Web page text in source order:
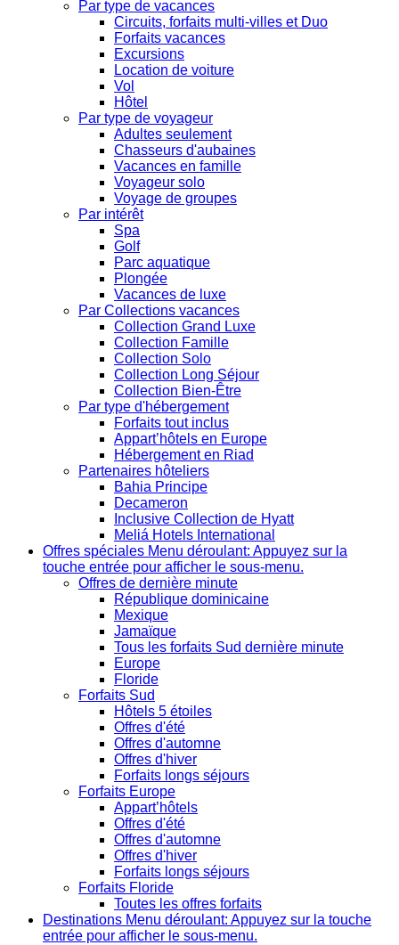
Par type de vacances
Circuits, forfaits multi-villes et Duo
Forfaits vacances
Excursions
Location de voiture
Vol
Hôtel
Par type de voyageur
Adultes seulement
Chasseurs d'aubaines
Vacances en famille
Voyageur solo
Voyage de groupes
Par intérêt
Spa
Golf
Parc aquatique
Plongée
Vacances de luxe
Par Collections vacances
Collection Grand Luxe
Collection Famille
Collection Solo
Collection Long Séjour
Collection Bien-Être
Par type d'hébergement
Forfaits tout inclus
Appart’hôtels en Europe
Hébergement en Riad
Partenaires hôteliers
Bahia Principe
Decameron
Inclusive Collection de Hyatt
Meliá Hotels International
Offres spéciales Menu déroulant: Appuyez sur la
touche entrée pour afficher le sous-menu.
Offres de dernière minute
République dominicaine
Mexique
Jamaïque
Tous les forfaits Sud dernière minute
Europe
Floride
Forfaits Sud
Hôtels 5 étoiles
Offres d'été
Offres d'automne
Offres d'hiver
Forfaits longs séjours
Forfaits Europe
Appart’hôtels
Offres d'été
Offres d'automne
Offres d'hiver
Forfaits longs séjours
Forfaits Floride
Toutes les offres forfaits
Destinations Menu déroulant: Appuyez sur la touche
entrée pour afficher le sous-menu.